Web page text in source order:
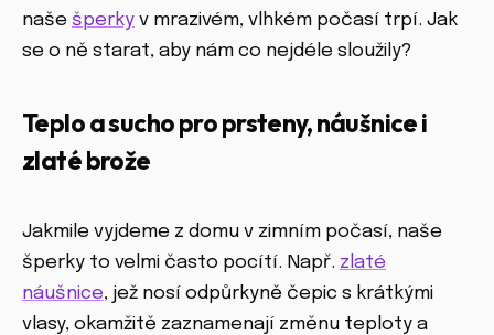
naše šperky v mrazivém, vlhkém počasí trpí. Jak
se o ně starat, aby nám co nejdéle sloužily?
Teplo a sucho pro prsteny, náušnice i
zlaté brože
Jakmile vyjdeme z domu v zimním počasí, naše
šperky to velmi často pocítí. Např. zlaté
náušnice, jež nosí odpůrkyně čepic s krátkými
vlasy, okamžitě zaznamenají změnu teploty a